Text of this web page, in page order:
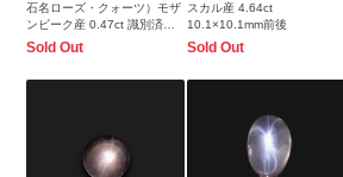
石名ローズ・クォーツ）モザ
ンビーク産 0.47ct 識別済
5.8×4.6mm前後
Sold Out
スカル産 4.64ct
10.1×10.1mm前後
Sold Out